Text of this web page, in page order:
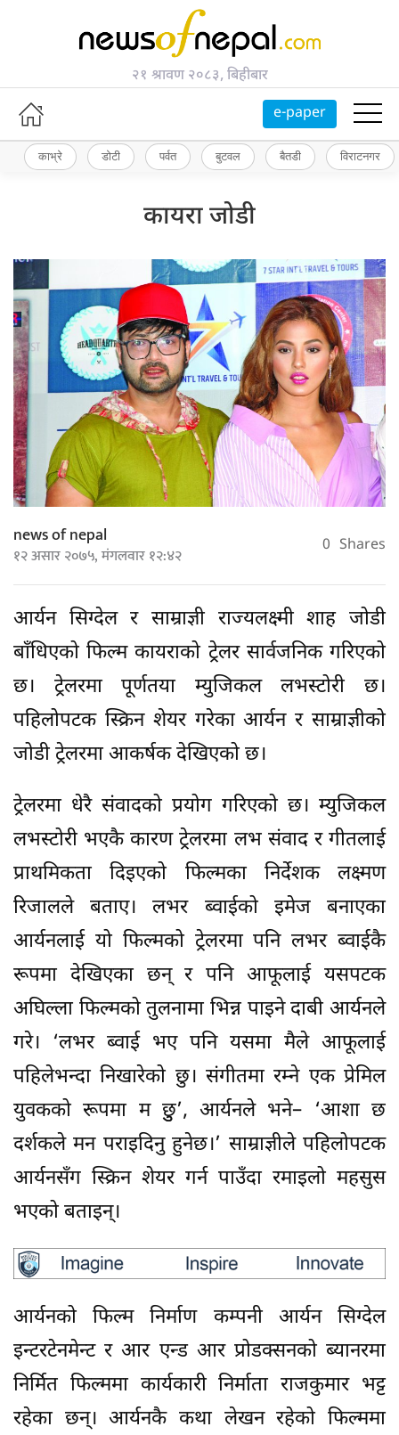
२१ श्रावण २०८३, बिहीबार
e-paper
काभ्रे डोटी पर्वत बुटवल बैतडी विराटनगर
कायरा जोडी
news of nepal
१२ असार २०७५, मंगलवार १२:४२ 0 Shares
आर्यन सिग्देल र साम्राज्ञी राज्यलक्ष्मी शाह जोडी
बाँधिएको फिल्म कायराको ट्रेलर सार्वजनिक गरिएको
छ। ट्रेलरमा पूर्णतया म्युजिकल लभस्टोरी छ।
पहिलोपटक स्क्रिन शेयर गरेका आर्यन र साम्राज्ञीको
जोडी ट्रेलरमा आकर्षक देखिएको छ।
ट्रेलरमा धेरै संवादको प्रयोग गरिएको छ। म्युजिकल
लभस्टोरी भएकै कारण ट्रेलरमा लभ संवाद र गीतलाई
प्राथमिकता दिइएको फिल्मका निर्देशक लक्ष्मण
रिजालले बताए। लभर ब्वाईको इमेज बनाएका
आर्यनलाई यो फिल्मको ट्रेलरमा पनि लभर ब्वाईकै
रूपमा देखिएका छन् र पनि आफूलाई यसपटक
अघिल्ला फिल्मको तुलनामा भिन्न पाइने दाबी आर्यनले
गरे। ‘लभर ब्वाई भए पनि यसमा मैले आफूलाई
पहिलेभन्दा निखारेको छु। संगीतमा रम्ने एक प्रेमिल
युवकको रूपमा म छुु’, आर्यनले भने– ‘आशा छ
दर्शकले मन पराइदिनु हुनेछ।’ साम्राज्ञीले पहिलोपटक
आर्यनसँग स्क्रिन शेयर गर्न पाउँदा रमाइलो महसुस
भएको बताइन्।
आर्यनको फिल्म निर्माण कम्पनी आर्यन सिग्देल
इन्टरटेनमेन्ट र आर एन्ड आर प्रोडक्सनको ब्यानरमा
निर्मित फिल्ममा कार्यकारी निर्माता राजकुमार भट्ट
रहेका छन्। आर्यनकै कथा लेखन रहेको फिल्ममा